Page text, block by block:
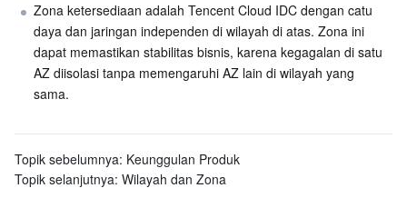
CloudAudit
Config
Control Center
Cloud Automated Testing
TencentCloud Managed Service for Prometheus
Event Bridge
Tencent Cloud Command Line Interface
Tencent Cloud Enterprise
Tencent Cloud-native Suite
TencentDB
TDSQL
Selengkapnya
About Account
Tencent Big Data Suite
Operating System
Zona ketersediaan adalah Tencent Cloud IDC dengan catu
daya dan jaringan independen di wilayah di atas. Zona ini
dapat memastikan stabilitas bisnis, karena kegagalan di satu
AZ diisolasi tanpa memengaruhi AZ lain di wilayah yang
sama.
Topik sebelumnya: Keunggulan Produk
Topik selanjutnya: Wilayah dan Zona